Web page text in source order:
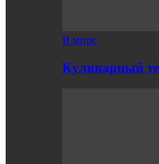
В мире
Кулинарный